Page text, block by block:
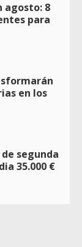
agosto: 8
para
en los
segunda
35.000 €